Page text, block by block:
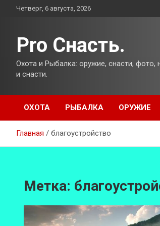
ПерейтиЧетверг, 6 августа, 2026
Pro Снасть.
Охота и Рыбалка: оружие, снасти, фото,
и снасти.
ОХОТА РЫБАЛКА ОРУЖИЕ
Главная благоустройство
Метка: